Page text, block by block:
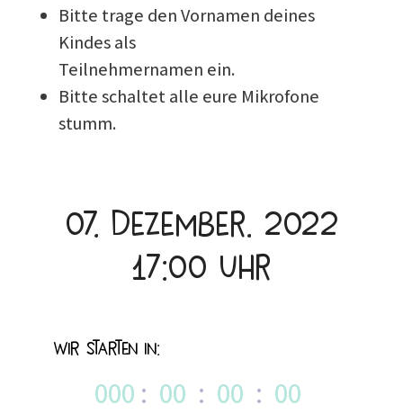
Bitte trage den Vornamen deines
Kindes als
Teilnehmernamen ein.
Bitte schaltet alle eure Mikrofone
stumm.
07. Dezember. 2022
17:00 Uhr
Wir starten in:
000 : 00 : 00 : 00